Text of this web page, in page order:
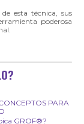
esta técnica, sus
poderosa
PARA
GROF®?